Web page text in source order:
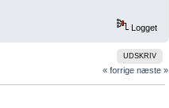
Logget
UDSKRIV
« forrige næste »